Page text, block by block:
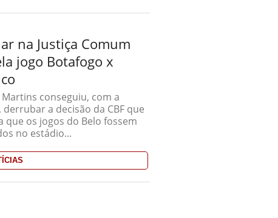
na Justiça Comum
jogo Botafogo x
conseguiu, com a
a decisão da CBF que
que os jogos do Belo fossem
no estádio...